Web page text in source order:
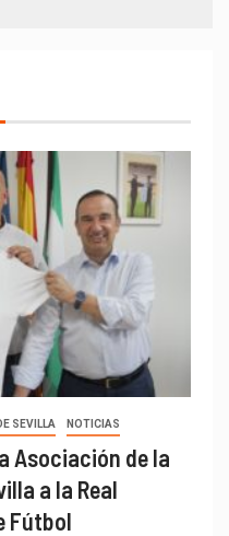
SEVILLA NOTICIAS
Asociación de la
a la Real
Fútbol